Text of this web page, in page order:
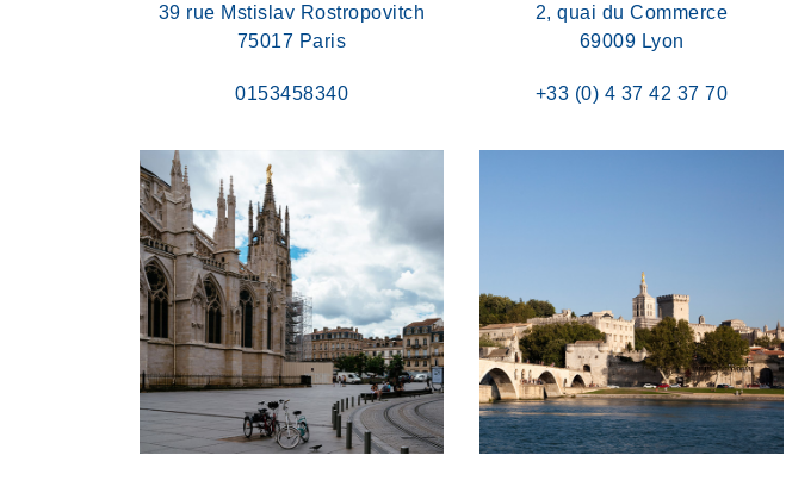
39 rue Mstislav Rostropovitch
75017 Paris
0153458340
2, quai du Commerce
69009 Lyon
+33 (0) 4 37 42 37 70